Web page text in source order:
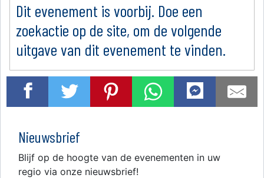
Dit evenement is voorbij. Doe een
zoekactie op de site, om de volgende
uitgave van dit evenement te vinden.
Nieuwsbrief
Blijf op de hoogte van de evenementen in uw
regio via onze nieuwsbrief!